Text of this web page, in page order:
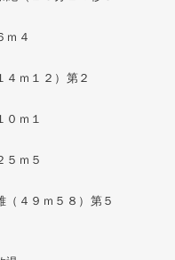
４
ｍ１２）第２
ｍ１
ｍ５
４９ｍ５８） 第５